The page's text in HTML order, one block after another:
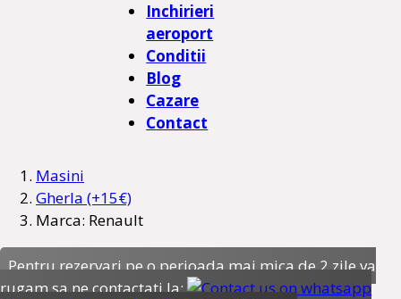
Inchirieri
aeroport
Conditii
Blog
Cazare
Contact
Masini
Gherla (+15€)
Marca: Renault
Pentru rezervari pe o perioada mai mica de 2 zile va
rugam sa ne contactati la: